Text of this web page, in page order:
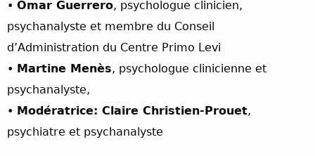
• Omar Guerrero, psychologue clinicien,
psychanalyste et membre du Conseil
d’Administration du Centre Primo Levi
• Martine Menès, psychologue clinicienne et
psychanalyste,
• Modératrice: Claire Christien-Prouet,
psychiatre et psychanalyste